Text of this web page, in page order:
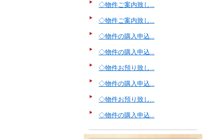
◇物件ご案内致し...
◇物件ご案内致し...
◇物件の購入申込...
◇物件の購入申込...
◇物件お預り致し...
◇物件の購入申込...
◇物件お預り致し...
◇物件の購入申込...